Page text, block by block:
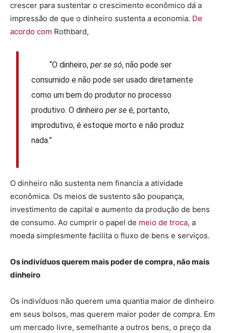
crescer para sustentar o crescimento econômico dá a
impressão de que o dinheiro sustenta a economia. De
acordo com Rothbard,
“O dinheiro,per se só, não pode ser
consumido e não pode ser usado diretamente
como um bem do produtor no processo
produtivo. O dinheiroper seé, portanto,
improdutivo; é estoque morto e não produz
nada.”
O dinheiro não sustenta nem financia a atividade
econômica. Os meios de sustento são poupança,
investimento de capital e aumento da produção de bens
de consumo. Ao cumprir o papel de meio de troca, a
moeda simplesmente facilita o fluxo de bens e serviços.
Os indivíduos querem mais poder de compra, não mais
dinheiro
Os indivíduos não querem uma quantia maior de dinheiro
em seus bolsos, mas querem maior poder de compra. Em
um mercado livre, semelhante a outros bens, o preço da